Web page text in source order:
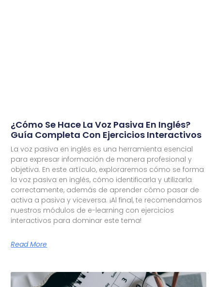
¿Cómo Se Hace La Voz Pasiva En Inglés?
Guía Completa Con Ejercicios Interactivos
La voz pasiva en inglés es una herramienta esencial
para expresar información de manera profesional y
objetiva. En este artículo, exploraremos cómo se forma
la voz pasiva en inglés, cómo identificarla y utilizarla
correctamente, además de aprender cómo pasar de
activa a pasiva y viceversa. ¡Al final, te recomendamos
nuestros módulos de e-learning con ejercicios
interactivos para dominar este tema!
Read More